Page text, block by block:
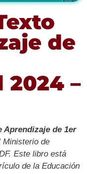
de
2024 –
Aprendizaje de 1er
Ministerio de
Este libro está
de la Educación